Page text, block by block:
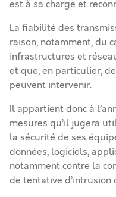
est à sa charge et
La fiabilité des
raison, notamment, du
infrastructures et
et que, en particulier,
peuvent intervenir.
Il appartient donc à
mesures qu’il jugera
la sécurité de ses
données, logiciels,
notamment contre la
de tentative